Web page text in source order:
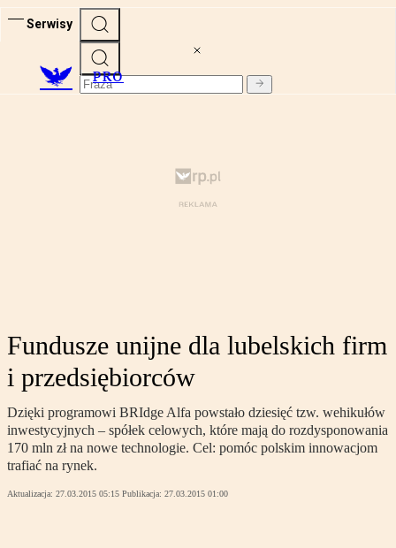
Serwisy
PRO
Fundusze unijne dla lubelskich firm
i przedsiębiorców
Dzięki programowi BRIdge Alfa powstało dziesięć tzw. wehikułów
inwestycyjnych – spółek celowych, które mają do rozdysponowania
170 mln zł na nowe technologie. Cel: pomóc polskim innowacjom
trafiać na rynek.
Aktualizacja: 27.03.2015 05:15 Publikacja: 27.03.2015 01:00